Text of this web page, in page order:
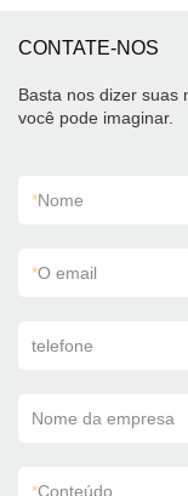
CONTATE-NOS
Basta nos dizer suas
você pode imaginar.
*Nome
*O email
telefone
Nome da empresa
*Conteúdo